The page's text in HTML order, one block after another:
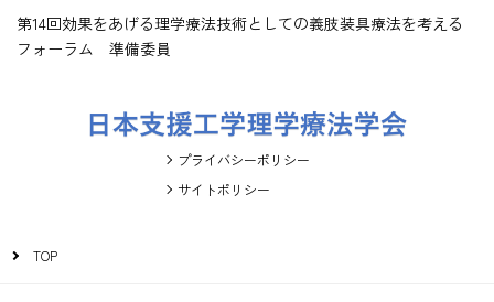
第14回効果をあげる理学療法技術としての義肢装具療法を考える
フォーラム 準備委員
プライバシーポリシー
サイトポリシー
TOP